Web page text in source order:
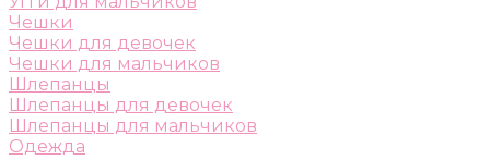
Чешки
Чешки для девочек
Чешки для мальчиков
Шлепанцы
Шлепанцы для девочек
Шлепанцы для мальчиков
Одежда